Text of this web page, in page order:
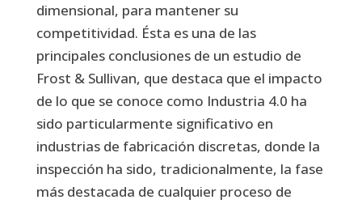
dimensional, para mantener su
competitividad. Ésta es una de las
principales conclusiones de un estudio de
Frost & Sullivan, que destaca que el impacto
de lo que se conoce como Industria 4.0 ha
sido particularmente significativo en
industrias de fabricación discretas, donde la
inspección ha sido, tradicionalmente, la fase
más destacada de cualquier proceso de